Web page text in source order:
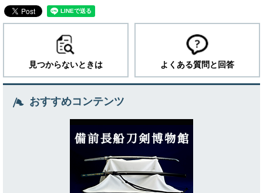
見つからないときは よくある質問と回答
おすすめコンテンツ